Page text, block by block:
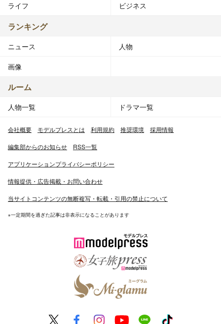
ライフ ビジネス
ランキング
ニュース 人物
画像
ルーム
人物一覧 ドラマ一覧
会社概要 モデルプレスとは 利用規約 推奨環境 採用情報
編集部からのお知らせ RSS一覧
アプリケーションプライバシーポリシー
情報提供・広告掲載・お問い合わせ
当サイトコンテンツの無断複写・転載・引用の禁止について
※一定期間を過ぎた記事は非表示になることがあります